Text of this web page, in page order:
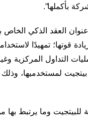
بأكملها”.
العقد الذكي الخاص
قوتها؛ تمهيدًا
التداول
مجموعة من المسابقات وستطلق خلالها 20000
وما يرتبط بها